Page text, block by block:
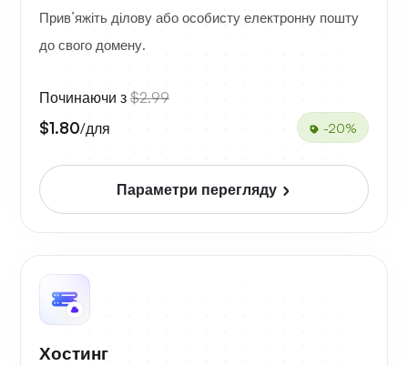
Прив’яжіть ділову або особисту електронну пошту
до свого домену.
Починаючи з $2.99
$1.80/для -20%
Параметри перегляду
Хостинг